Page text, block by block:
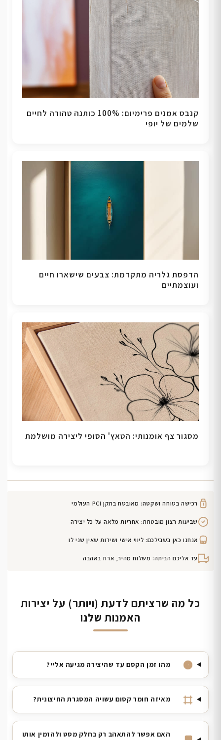
קנבס אמנים פרימיום: 100% כותנה טהורה לחיים
שלמים של יופי
הדפסת גלריה מתקדמת: צבעים שישארו חיים
ועוצמתיים
מסגור צף אומנותי: הטאץ' הסופי ליצירה מושלמת
רכישה בטוחה ושקטה: מאובטח בתקן PCI העולמי
שביעות רצון מובטחת: אחריות מלאה על כל יצירה
אנחנו כאן בשבילכם: ליווי אישי ושירות שאין שני לו
עד אליכם הביתה: משלוח מהיר, ארוז באהבה
כל מה שרציתם לדעת (ויותר) על יצירות
האמנות שלנו
מהו זמן הקסם עד שהיצירה מגיעה אליי?
מאיזה חומר קסום עשויה המסגרת החיצונית?
האם אפשר להתאהב רק בחלק מסט ולהזמין אותו